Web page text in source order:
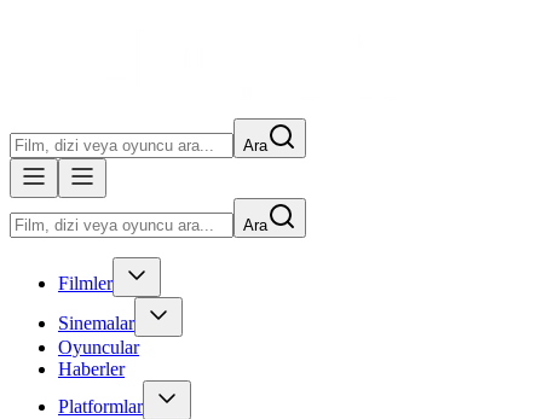
Ara
Ara
Filmler
Sinemalar
Oyuncular
Haberler
Platformlar